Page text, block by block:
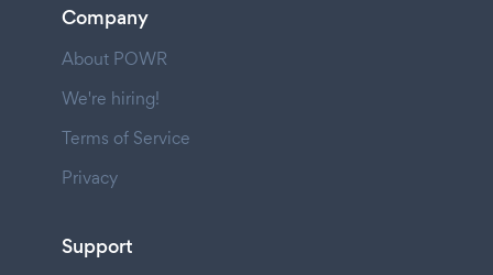
Company
About POWR
We're hiring!
Terms of Service
Privacy
Support